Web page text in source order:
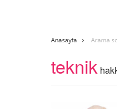
Anasayfa Arama
teknik